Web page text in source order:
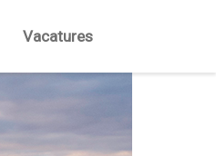
Vacatures